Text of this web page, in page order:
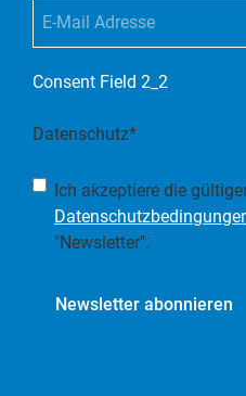
Consent Field 2_2
Datenschutz*
Ich akzeptiere die
"Newsletter".